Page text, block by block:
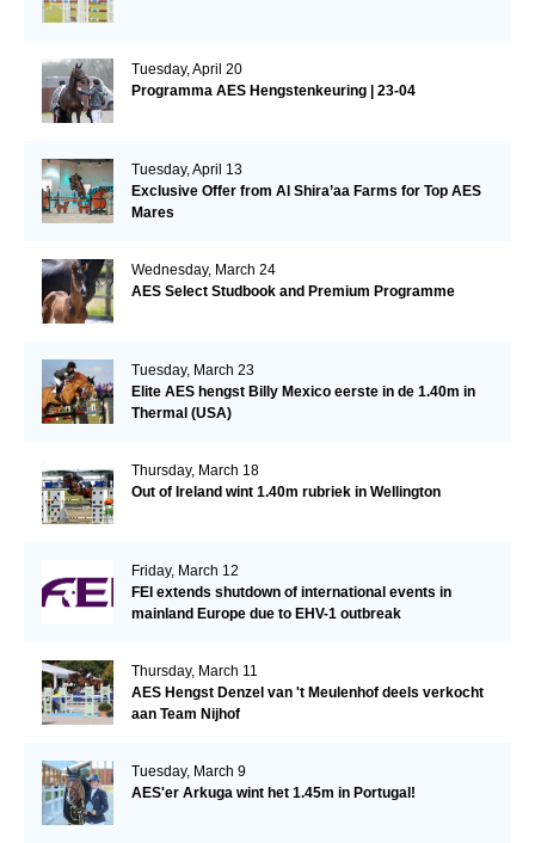
Tuesday, April 20
Programma AES Hengstenkeuring | 23-04
Tuesday, April 13
Exclusive Offer from Al Shira’aa Farms for Top AES
Mares
Wednesday, March 24
AES Select Studbook and Premium Programme
Tuesday, March 23
Elite AES hengst Billy Mexico eerste in de 1.40m in
Thermal (USA)
Thursday, March 18
Out of Ireland wint 1.40m rubriek in Wellington
Friday, March 12
FEI extends shutdown of international events in
mainland Europe due to EHV-1 outbreak
Thursday, March 11
AES Hengst Denzel van 't Meulenhof deels verkocht
aan Team Nijhof
Tuesday, March 9
AES'er Arkuga wint het 1.45m in Portugal!